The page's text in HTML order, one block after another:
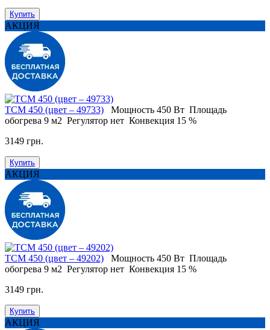
Купить
АКЦИЯ
ТСМ 450 (цвет – 49733) Мощность 450 Вт Площадь
обогрева 9 м2 Регулятор нет Конвекция 15 %
3149 грн.
Купить
АКЦИЯ
ТСМ 450 (цвет – 49202) Мощность 450 Вт Площадь
обогрева 9 м2 Регулятор нет Конвекция 15 %
3149 грн.
Купить
АКЦИЯ